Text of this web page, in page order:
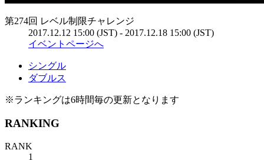
第274回 レベル制限チャレンジ
2017.12.12 15:00 (JST) - 2017.12.18 15:00 (JST)
イベントページへ
シングル
ダブルス
※ランキングは6時間毎の更新となります
RANKING
RANK
1